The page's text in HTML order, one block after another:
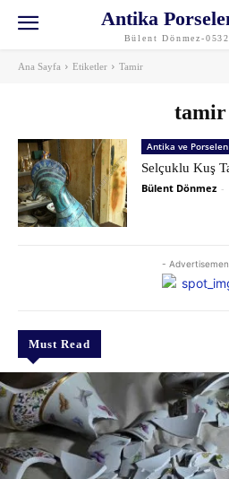
Antika
Bülent Dönmez-
Ana Sayfa Etiketler Tamir
tamir
-
Must Read
Antika ve
Selçuklu Kuş
Bülent Dönmez -